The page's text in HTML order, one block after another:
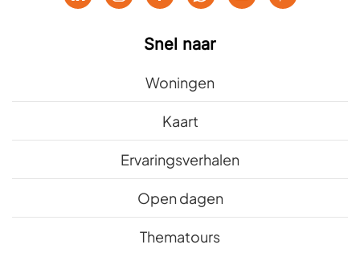
Snel naar
Woningen
Kaart
Ervaringsverhalen
Open dagen
Thematours